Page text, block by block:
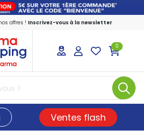
offres ! Inscrivez-vous à la newsletter
Votre pharmacie en
0
Ventes flash